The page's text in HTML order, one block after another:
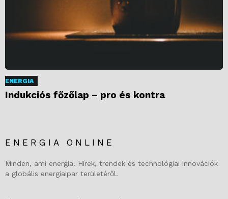
ENERGIA
Indukciós főzőlap – pro és kontra
ENERGIA ONLINE
Minden, ami energia! Hírek, trendek és technológiai innovációk
a globális energiaipar területéről.